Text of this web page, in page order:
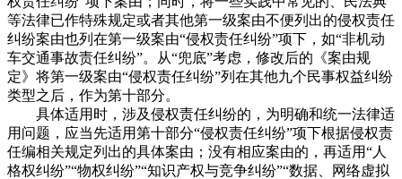
等法律已作特殊规定或者其他第一级案由不便列出的侵权责任
纠纷案由也列在第一级案由“侵权责任纠纷”项下，如“非机动
车交通事故责任纠纷”。从“兜底”考虑，修改后的《案由规
定》将第一级案由“侵权责任纠纷”列在其他九个民事权益纠纷
类型之后，作为第十部分。
具体适用时，涉及侵权责任纠纷的，为明确和统一法律适
用问题，应当先适用第十部分“侵权责任纠纷”项下根据侵权责
任编相关规定列出的具体案由；没有相应案由的，再适用“人
格权纠纷”“物权纠纷”“知识产权与竞争纠纷”“数据、网络虚拟